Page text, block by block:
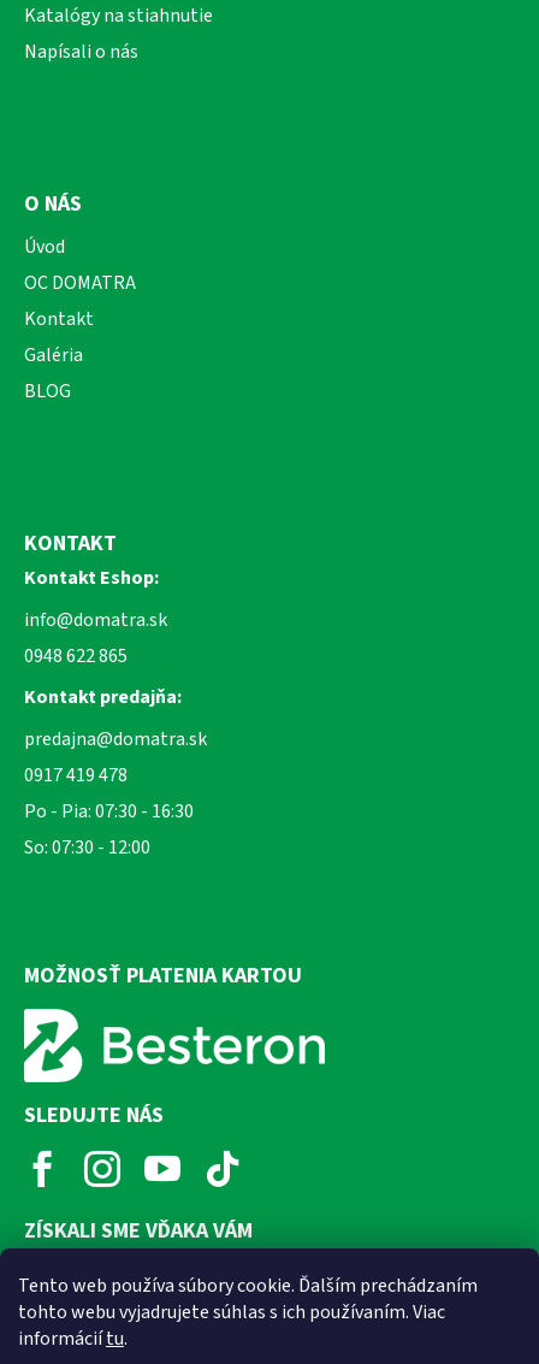
Tento web používa súbory cookie. Ďalším prechádzaním
tohto webu vyjadrujete súhlas s ich používaním. Viac
informáciítu.
Katalógy na stiahnutie
Napísali o nás
O NÁS
Úvod
OC DOMATRA
Kontakt
Galéria
BLOG
KONTAKT
Kontakt Eshop:
info@domatra.sk
0948 622 865
Kontakt predajňa:
predajna@domatra.sk
0917 419 478
Po - Pia: 07:30 - 16:30
So: 07:30 - 12:00
MOŽNOSŤ PLATENIA KARTOU
SLEDUJTE NÁS
ZÍSKALI SME VĎAKA VÁM